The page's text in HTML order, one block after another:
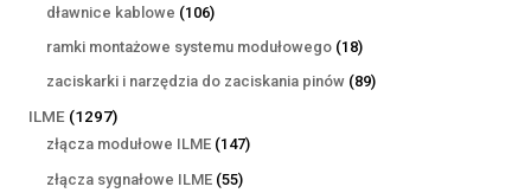
dławnice kablowe 106106
produktów
ramki montażowe systemu modułowego 1818
produktów
zaciskarki i narzędzia do zaciskania pinów 8989
ILME 12971297
produktów
złącza modułowe ILME 147147
złącza sygnałowe ILME 5555